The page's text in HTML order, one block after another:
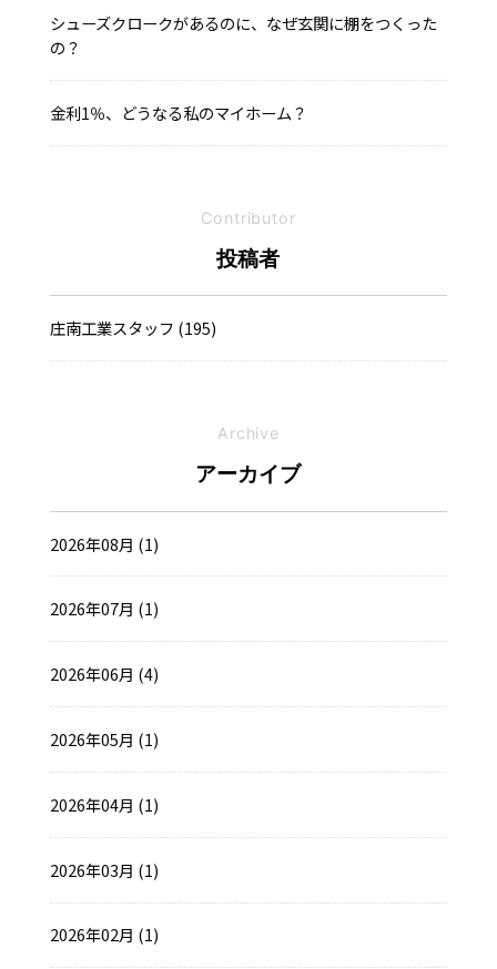
シューズクロークがあるのに、なぜ玄関に棚をつくった
の？
金利1％、どうなる私のマイホーム？
Contributor
投稿者
庄南工業スタッフ (195)
Archive
アーカイブ
2026年08月 (1)
2026年07月 (1)
2026年06月 (4)
2026年05月 (1)
2026年04月 (1)
2026年03月 (1)
2026年02月 (1)